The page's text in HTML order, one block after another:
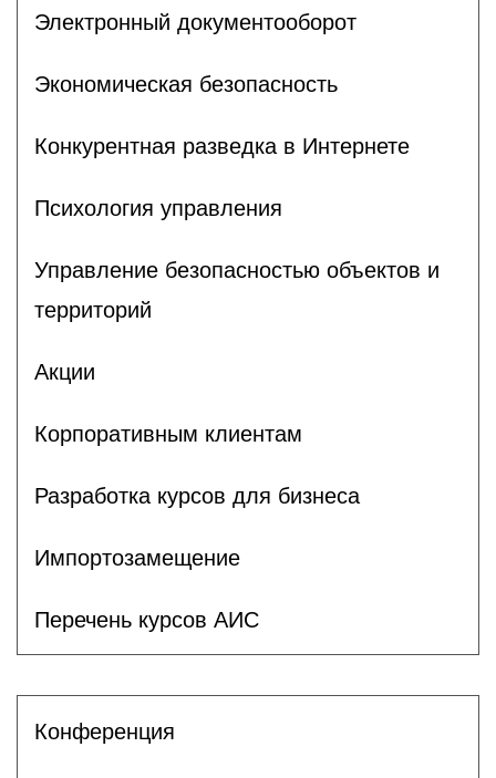
Электронный документооборот
Экономическая безопасность
Конкурентная разведка в Интернете
Психология управления
Управление безопасностью объектов и
территорий
Акции
Корпоративным клиентам
Разработка курсов для бизнеса
Импортозамещение
Перечень курсов АИС
Конференция